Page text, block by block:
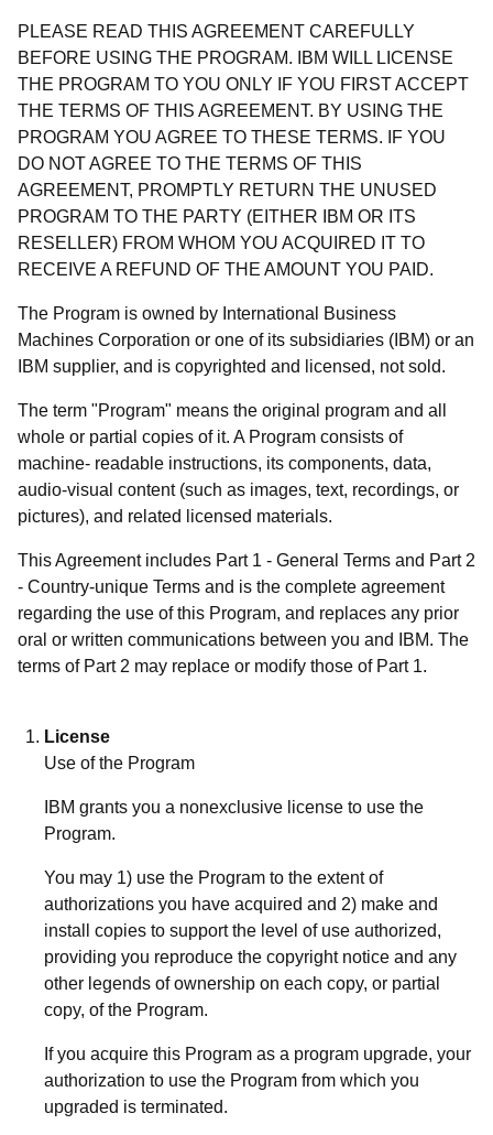
PLEASE READ THIS AGREEMENT CAREFULLY
BEFORE USING THE PROGRAM. IBM WILL LICENSE
THE PROGRAM TO YOU ONLY IF YOU FIRST ACCEPT
THE TERMS OF THIS AGREEMENT. BY USING THE
PROGRAM YOU AGREE TO THESE TERMS. IF YOU
DO NOT AGREE TO THE TERMS OF THIS
AGREEMENT, PROMPTLY RETURN THE UNUSED
PROGRAM TO THE PARTY (EITHER IBM OR ITS
RESELLER) FROM WHOM YOU ACQUIRED IT TO
RECEIVE A REFUND OF THE AMOUNT YOU PAID.
The Program is owned by International Business
Machines Corporation or one of its subsidiaries (IBM) or an
IBM supplier, and is copyrighted and licensed, not sold.
The term "Program" means the original program and all
whole or partial copies of it. A Program consists of
machine- readable instructions, its components, data,
audio-visual content (such as images, text, recordings, or
pictures), and related licensed materials.
This Agreement includes Part 1 - General Terms and Part 2
- Country-unique Terms and is the complete agreement
regarding the use of this Program, and replaces any prior
oral or written communications between you and IBM. The
terms of Part 2 may replace or modify those of Part 1.
License
Use of the Program
IBM grants you a nonexclusive license to use the
Program.
You may 1) use the Program to the extent of
authorizations you have acquired and 2) make and
install copies to support the level of use authorized,
providing you reproduce the copyright notice and any
other legends of ownership on each copy, or partial
copy, of the Program.
If you acquire this Program as a program upgrade, your
authorization to use the Program from which you
upgraded is terminated.